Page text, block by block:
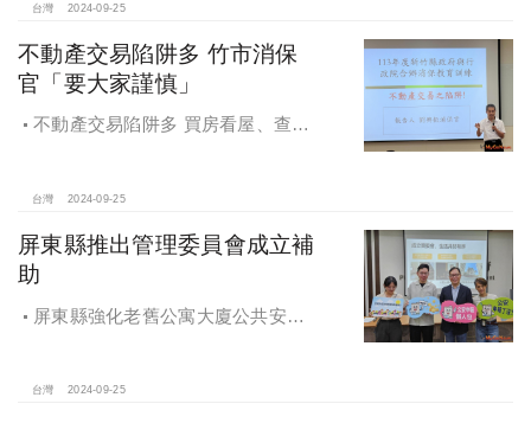
住都中心
台灣 2024-09-25
不動產交易陷阱多 竹市消保
官「要大家謹慎」
不動產交易陷阱多 買房看屋、查
台灣 2024-09-25
屏東縣推出管理委員會成立補
助
屏東縣強化老舊公寓大廈公共安全
台灣 2024-09-25